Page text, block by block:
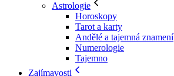
Astrologie
Horoskopy
Tarot a karty
Andělé a tajemná znamení
Numerologie
Tajemno
Zajímavosti